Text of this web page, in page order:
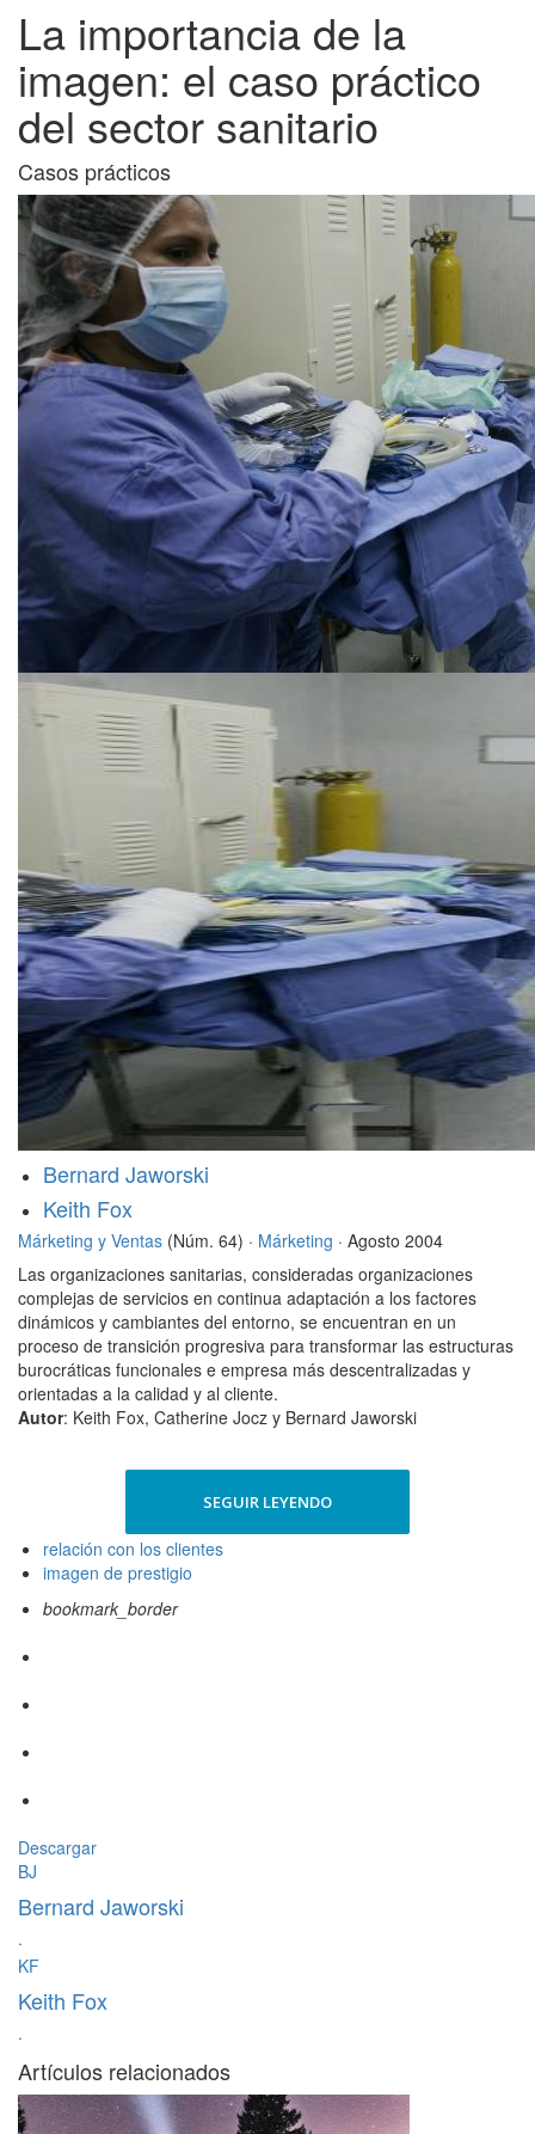
La importancia de la
imagen: el caso práctico
del sector sanitario
Casos prácticos
Bernard Jaworski
Keith Fox
Márketing y Ventas (Núm. 64) · Márketing · Agosto 2004
Las organizaciones sanitarias, consideradas organizaciones
complejas de servicios en continua adaptación a los factores
dinámicos y cambiantes del entorno, se encuentran en un
proceso de transición progresiva para transformar las estructuras
burocráticas funcionales e empresa más descentralizadas y
orientadas a la calidad y al cliente.
Autor: Keith Fox, Catherine Jocz y Bernard Jaworski
SEGUIR LEYENDO
relación con los clientes
imagen de prestigio
bookmark_border
Descargar
BJ
Bernard Jaworski
·
KF
Keith Fox
·
Artículos relacionados